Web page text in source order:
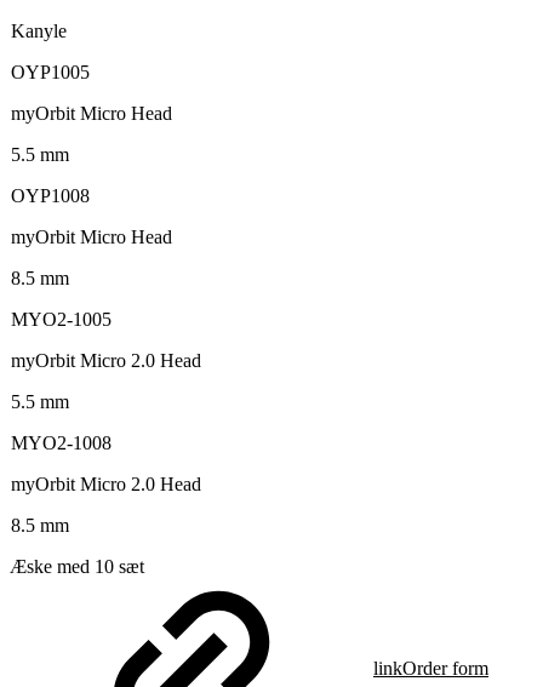
Kanyle
OYP1005
myOrbit Micro Head
5.5 mm
OYP1008
myOrbit Micro Head
8.5 mm
MYO2-1005
myOrbit Micro 2.0 Head
5.5 mm
MYO2-1008
myOrbit Micro 2.0 Head
8.5 mm
Æske med 10 sæt
linkOrder form